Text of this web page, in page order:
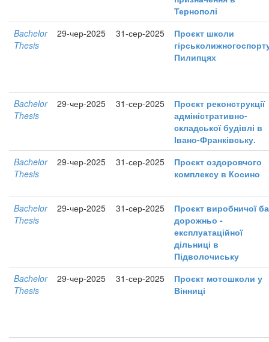
Тернополі
Bachelor
Thesis
29-чер-2025 31-сер-2025
Проєкт школи
Пилипцях
Bachelor
Thesis
29-чер-2025 31-сер-2025
Проєкт реконструкції
адміністративно-
складської будівлі в
Івано-Франківську.
Bachelor
Thesis
29-чер-2025 31-сер-2025
Проєкт оздоровчого
комплексу в Косино
Bachelor
Thesis
29-чер-2025 31-сер-2025
Проєкт виробничої
дорожньо -
експлуатаційної
дільниці в
Підволочиську
Bachelor
Thesis
29-чер-2025 31-сер-2025
Проєкт мотошколи у
Вінниці